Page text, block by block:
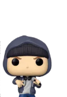
cena
wynosi:
69,99 zł.